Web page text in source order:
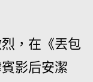
，在《丟包
影后安潔